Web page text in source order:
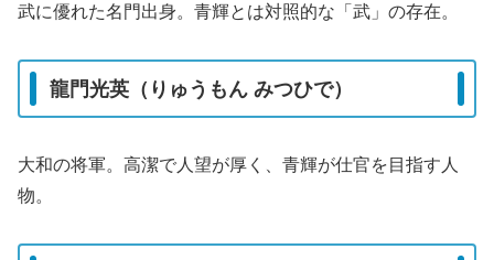
武に優れた名門出身。青輝とは対照的な「武」の存在。
龍門光英（りゅうもん みつひで）
大和の将軍。高潔で人望が厚く、青輝が仕官を目指す人
物。